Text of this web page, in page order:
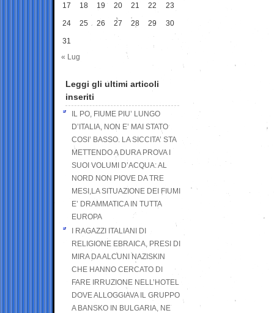
17 18 19 20 21 22 23
24 25 26 27 28 29 30
31
« Lug
Leggi gli ultimi articoli
inseriti
IL PO, FIUME PIU’ LUNGO
D’ITALIA, NON E’ MAI STATO
COSI’ BASSO. LA SICCITA’ STA
METTENDO A DURA PROVA I
SUOI VOLUMI D’ACQUA: AL
NORD NON PIOVE DA TRE
MESI,LA SITUAZIONE DEI FIUMI
E’ DRAMMATICA IN TUTTA
EUROPA
I RAGAZZI ITALIANI DI
RELIGIONE EBRAICA, PRESI DI
MIRA DA ALCUNI NAZISKIN
CHE HANNO CERCATO DI
FARE IRRUZIONE NELL’HOTEL
DOVE ALLOGGIAVA IL GRUPPO
A BANSKO IN BULGARIA, NE